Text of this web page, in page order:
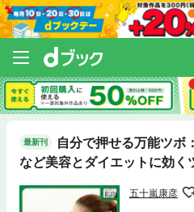
最新刊
自分で押せる万能ツボ
など美容とダイエットに効く
五十嵐康彦